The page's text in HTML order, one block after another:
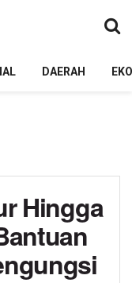
DAERAH
Hingga